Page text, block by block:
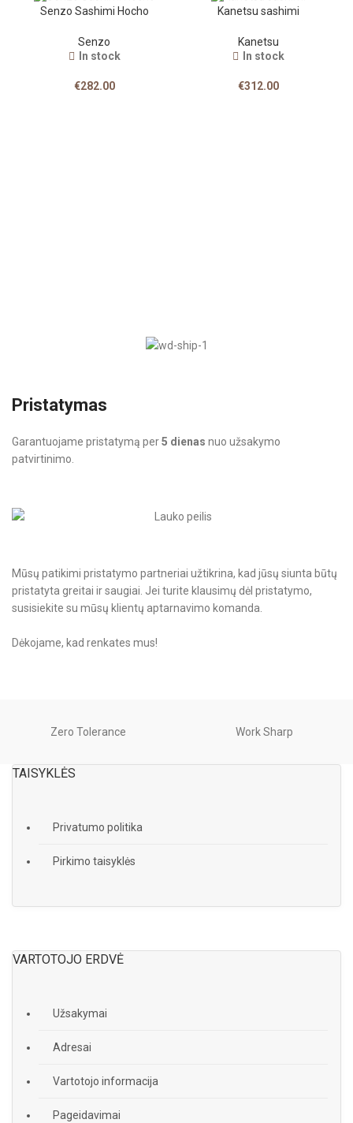
Senzo Sashimi Hocho
Senzo
In stock
€282.00
Kanetsu sashimi
Kanetsu
In stock
€312.00
Pristatymas
Garantuojame pristatymą per5 dienas nuo užsakymo
patvirtinimo.
Mūsų patikimi pristatymo partneriai užtikrina, kad jūsų siunta būtų
pristatyta greitai ir saugiai. Jei turite klausimų dėl pristatymo,
susisiekite su mūsų klientų aptarnavimo komanda.
Dėkojame, kad renkates mus!
Zero Tolerance Work Sharp
TAISYKLĖS
Privatumo politika
Pirkimo taisyklės
VARTOTOJO ERDVĖ
Užsakymai
Adresai
Vartotojo informacija
Pageidavimai